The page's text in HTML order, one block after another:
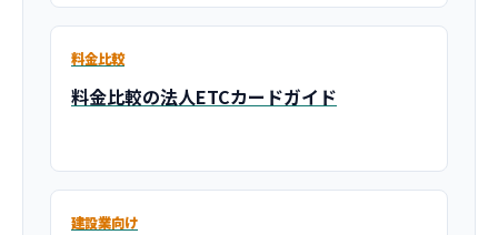
料金比較
料金比較の法人ETCカードガイド
建設業向け